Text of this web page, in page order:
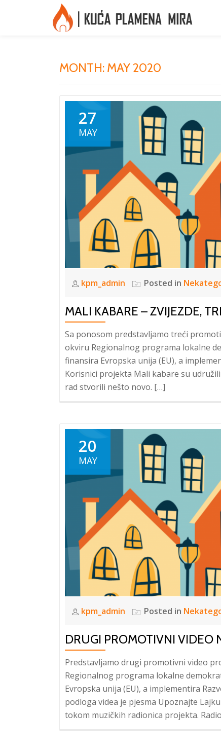
MONTH: MAY 2020
27
MAY
kpm_admin Posted in
MALI KABARE – ZVIJEZDE,
Sa ponosom predstavljamo treći
okviru Regionalnog programa lokalne
finansira Evropska unija (EU), a
Korisnici projekta Mali kabare su
rad stvorili nešto novo. […]
20
MAY
kpm_admin Posted in
DRUGI PROMOTIVNI VIDEO
Predstavljamo drugi promotivni video
Regionalnog programa lokalne
Evropska unija (EU), a implementira
podloga videa je pjesma Upoznajte
tokom muzičkih radionica projekta.